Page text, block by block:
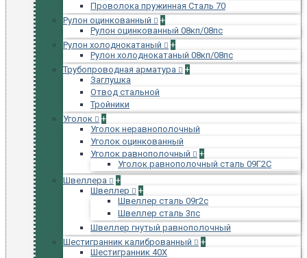
Проволока пружинная Сталь 70
Рулон оцинкованный
+
Рулон оцинкованный 08кп/08пс
Рулон холоднокатаный
+
Рулон холоднокатаный 08кп/08пс
Трубопроводная арматура
+
Заглушка
Отвод стальной
Тройники
Уголок
+
Уголок неравнополочный
Уголок оцинкованный
Уголок равнополочный
+
Уголок равнополочный сталь 09Г2С
Швеллера
+
Швеллер
+
Швеллер сталь 09г2с
Швеллер сталь 3пс
Швеллер гнутый равнополочный
Шестигранник калиброванный
+
Шестигранник 40Х